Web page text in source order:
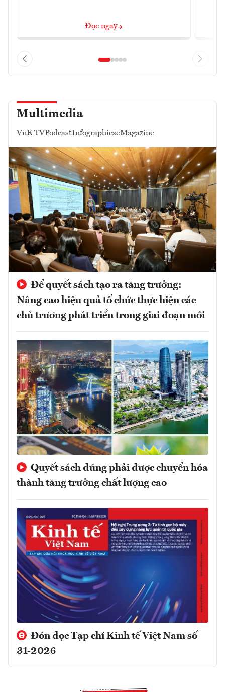
Đọc ngay
Multimedia
VnE TVPodcastInfographicseMagazine
Để quyết sách tạo ra tăng trưởng:
Nâng cao hiệu quả tổ chức thực hiện các
chủ trương phát triển trong giai đoạn mới
Quyết sách đúng phải được chuyển hóa
thành tăng trưởng chất lượng cao
Đón đọc Tạp chí Kinh tế Việt Nam số
31-2026